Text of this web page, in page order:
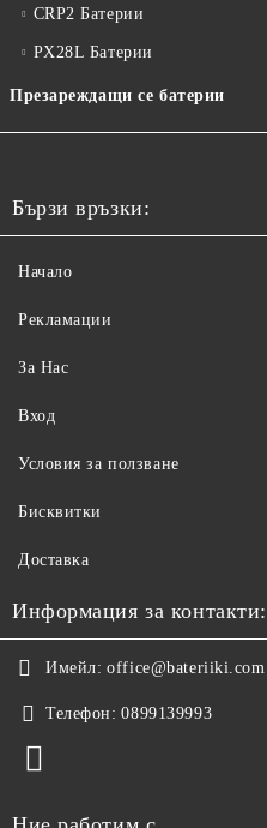
CRP2 Батерии
PX28L Батерии
Презареждащи се батерии
Бързи връзки:
Начало
Рекламации
За Нас
Вход
Условия за ползване
Бисквитки
Доставка
Информация за контакти:
Имейл: office@bateriiki.com
Телефон: 0899139993